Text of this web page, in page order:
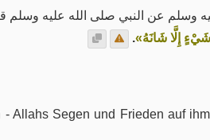
وسلم عن النبي صلى الله عليه وسلم
إِلَّا شَانَهُ».
Allahs Segen und Frieden auf